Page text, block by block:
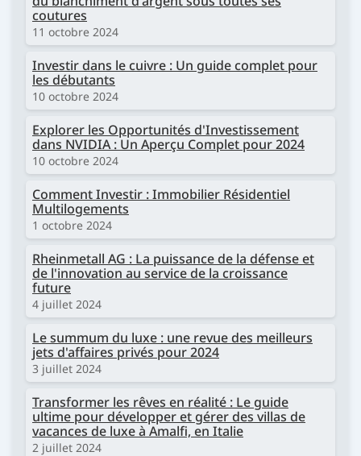
coutures
11 octobre 2024
Investir dans le cuivre : Un guide complet pour
les débutants
10 octobre 2024
Explorer les Opportunités d'Investissement
dans NVIDIA : Un Aperçu Complet pour 2024
10 octobre 2024
Comment Investir : Immobilier Résidentiel
Multilogements
1 octobre 2024
Rheinmetall AG : La puissance de la défense et
de l'innovation au service de la croissance
future
4 juillet 2024
Le summum du luxe : une revue des meilleurs
jets d'affaires privés pour 2024
3 juillet 2024
Transformer les rêves en réalité : Le guide
ultime pour développer et gérer des villas de
vacances de luxe à Amalfi, en Italie
2 juillet 2024